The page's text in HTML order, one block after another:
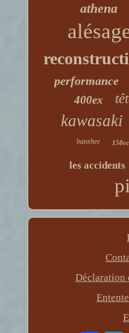
athena
performance
400ex
kawasaki
banshee 150cc
les accidents
Déclaration